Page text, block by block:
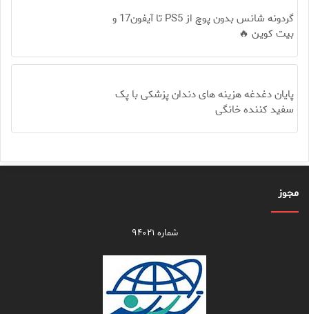
گردونه شانس بدون پوچ از PS5 تا آیفون17 و
بیت کوین 🔥
پایان دغدغه هزینه های دندان پزشکی با پک
سفید کننده خانگی
مجوز
شماره ۹۴۰۲۱